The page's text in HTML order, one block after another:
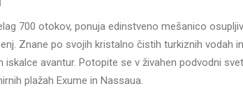
700 otokov, ponuja edinstveno mešanico
Znane po svojih kristalno čistih turkiznih vodah
iskalce avantur. Potopite se v živahen podvodni
plažah Exume in Nassaua.